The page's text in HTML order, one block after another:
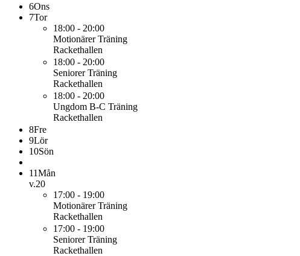
6Ons
7Tor
18:00 - 20:00
Motionärer Träning
Rackethallen
18:00 - 20:00
Seniorer Träning
Rackethallen
18:00 - 20:00
Ungdom B-C Träning
Rackethallen
8Fre
9Lör
10Sön
11Mån
v.20
17:00 - 19:00
Motionärer Träning
Rackethallen
17:00 - 19:00
Seniorer Träning
Rackethallen